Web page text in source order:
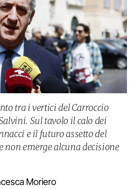
tra i vertici del Carroccio
Sul tavolo il calo dei
e il futuro assetto del
non emerge alcuna decisione
Moriero